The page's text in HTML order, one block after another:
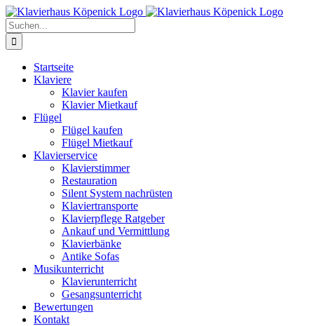
Zum
Inhalt
springen
Suche
nach:
Startseite
Klaviere
Klavier kaufen
Klavier Mietkauf
Flügel
Flügel kaufen
Flügel Mietkauf
Klavierservice
Klavierstimmer
Restauration
Silent System nachrüsten
Klaviertransporte
Klavierpflege Ratgeber
Ankauf und Vermittlung
Klavierbänke
Antike Sofas
Musikunterricht
Klavierunterricht
Gesangsunterricht
Bewertungen
Kontakt